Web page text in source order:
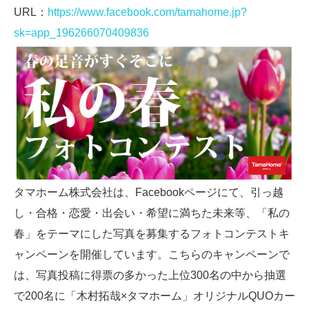
URL： https://www.facebook.com/tamahome.jp?
sk=app_196266070409836
タマホーム株式会社は、Facebookページにて、引っ越
し・合格・恋愛・出会い・希望に満ちた未来等、「私の
春」をテーマにした写真を募集するフォトコンテストキ
ャンペーンを開催しています。こちらのキャンペーンで
は、写真投稿に得票の多かった上位300名の中から抽選
で200名に「木村拓哉×タマホーム」オリジナルQUOカー